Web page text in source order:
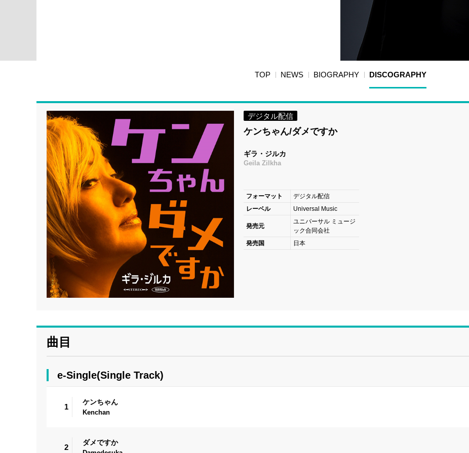
TOP NEWS BIOGRAPHY DISCOGRAPHY
デジタル配信
ケンちゃん/ダメですか
ギラ・ジルカ
Geila Zilkha
フォーマット
デジタル配信
レーベル
Universal Music
発売元
ユニバーサル ミュージ
ック合同会社
発売国
日本
曲目
e-Single(Single Track)
1
ケンちゃん
Kenchan
2
ダメですか